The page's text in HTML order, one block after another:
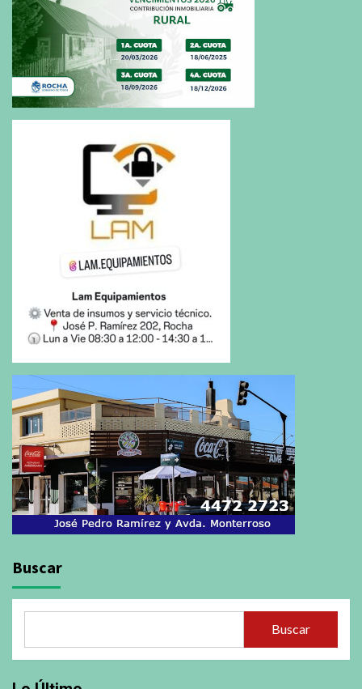
Buscar
Buscar